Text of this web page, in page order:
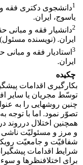
1دانشجوی دکتری فقه و
یاسوج، ایران.
2دانشیار فقه و مبانی
ایران. (نویسنده مسئول)
3 استادیار فقه و
ایران.
چکیده
بکارگیری اقدامات
توسّط مجریان یا سایر
چنین روش­هایی را به
تصوّر نمود. اما با توجه
همچنین اختلال
و مرز و مسئولیّت
شفافیّت و جامعیّت
شرایط اقدامات
برای اختلاف­نظرها و